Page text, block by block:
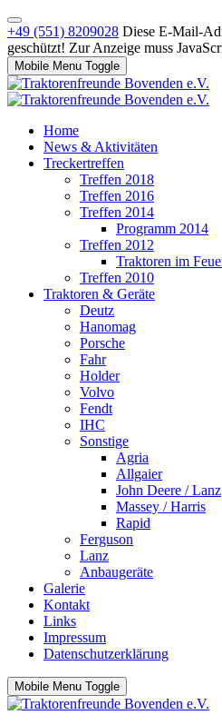
+49 (551) 8209028 Diese E-Mail-
geschützt! Zur Anzeige muss
Mobile Menu Toggle
Home
News & Aktivitäten
Treckertreffen
Treffen 2018
Treffen 2016
Treffen 2014
Programm 2014
Treffen 2012
Traktoren im
Treffen 2010
Traktoren & Geräte
Deutz
Hanomag
Porsche
Fahr
Holder
Volvo
Fendt
IHC
Sonstige
Agria
Allgaier
John Deere / Lanz
Massey / Harris
Rapid
Ferguson
Lanz
Anbaugeräte
Galerie
Kontakt
Links
Impressum
Datenschutzerklärung
Mobile Menu Toggle